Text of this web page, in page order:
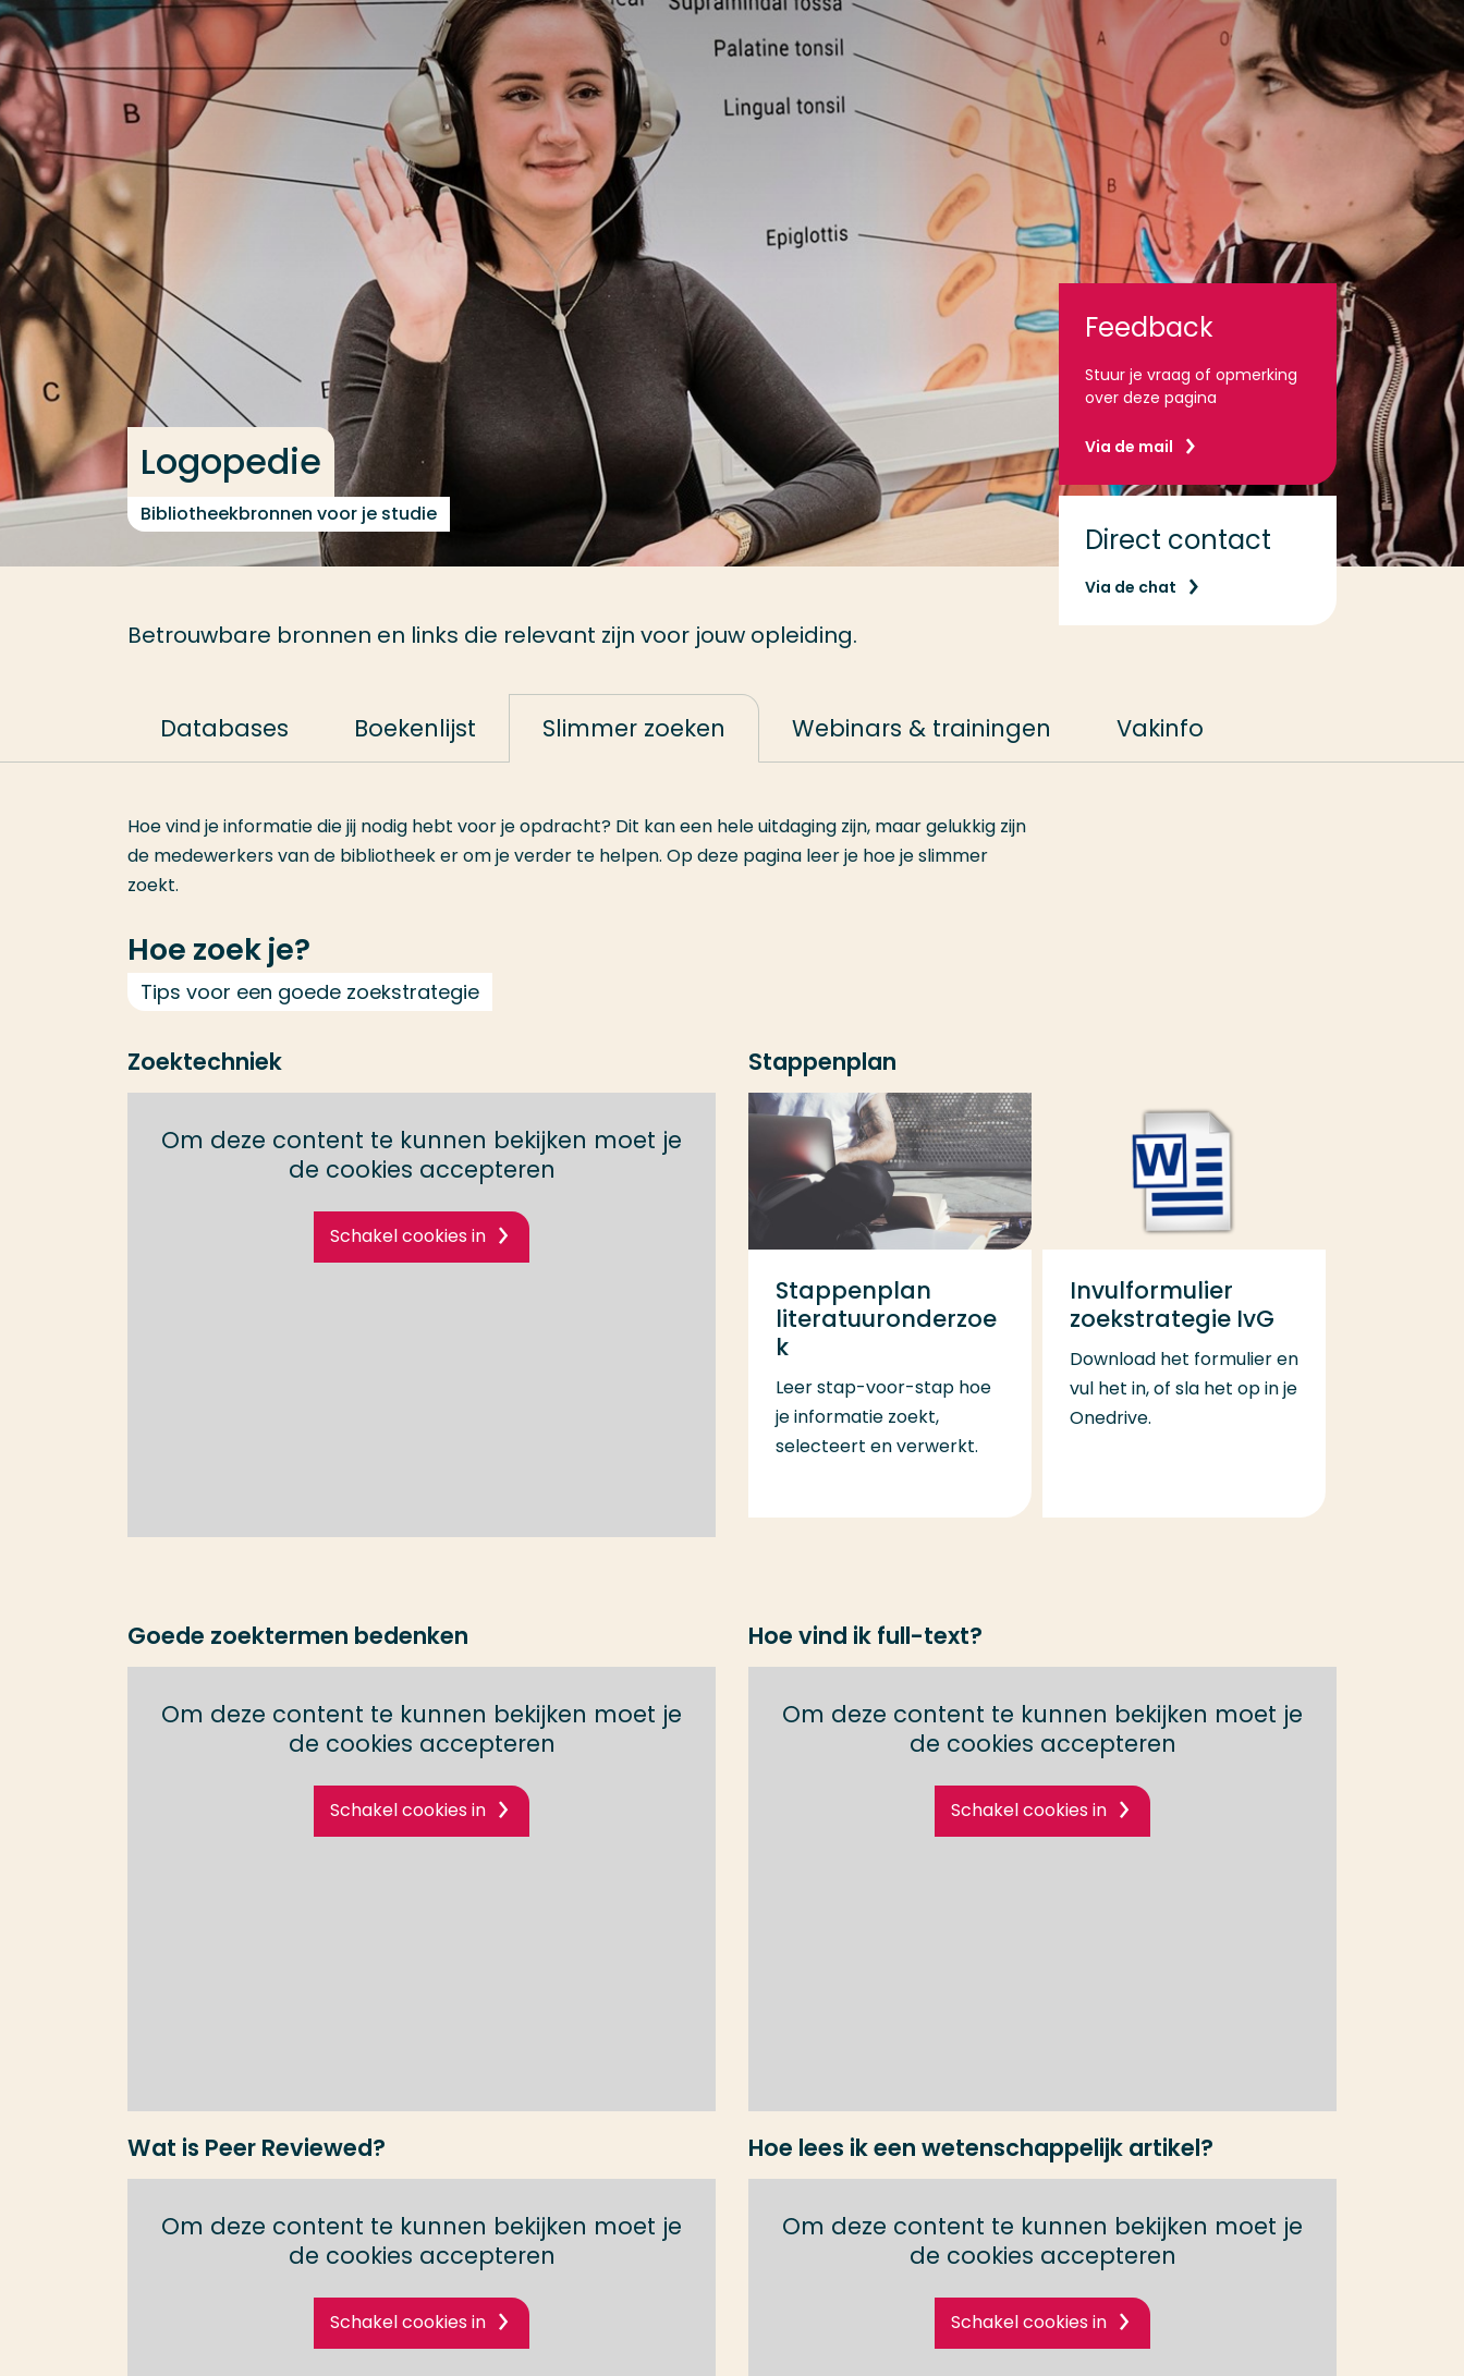
Ga direct naar de content
Logopedie
Bibliotheekbronnen voor je studie
Betrouwbare bronnen en links die relevant zijn voor jouw opleiding.
Feedback
Stuur je vraag of opmerking
over deze pagina
Via de mail
Direct contact
Via de chat
Databases Boekenlijst Slimmer zoeken Webinars & trainingen Vakinfo
Hoe vind je informatie die jij nodig hebt voor je opdracht? Dit kan een hele uitdaging zijn, maar gelukkig zijn
de medewerkers van de bibliotheek er om je verder te helpen. Op deze pagina leer je hoe je slimmer
zoekt.
Hoe zoek je?
Tips voor een goede zoekstrategie
Zoektechniek
Om deze content te kunnen bekijken moet je
de cookies accepteren
Schakel cookies in
Stappenplan
Stappenplan
literatuuronderzoe
k
Leer stap-voor-stap hoe
je informatie zoekt,
selecteert en verwerkt.
Invulformulier
zoekstrategie IvG
Download het formulier en
vul het in, of sla het op in je
Onedrive.
Goede zoektermen bedenken
Om deze content te kunnen bekijken moet je
de cookies accepteren
Schakel cookies in
Hoe vind ik full-text?
Om deze content te kunnen bekijken moet je
de cookies accepteren
Schakel cookies in
Wat is Peer Reviewed?
Om deze content te kunnen bekijken moet je
de cookies accepteren
Schakel cookies in
Hoe lees ik een wetenschappelijk artikel?
Om deze content te kunnen bekijken moet je
de cookies accepteren
Schakel cookies in
Veel gezocht